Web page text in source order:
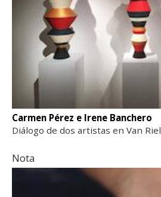
Carmen Pérez e Irene Banchero
Diálogo de dos artistas en Van Riel
Nota